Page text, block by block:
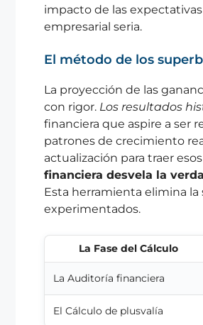
impacto de las
empresarial seria.
El método de los
La proyección de las
con rigor. Los resultados
financiera que aspire a ser
patrones de crecimiento
actualización para traer
financiera desvela la
Esta herramienta elimina
experimentados.
La Fase del Cálculo
La Auditoría financiera
El Cálculo de plusvalía